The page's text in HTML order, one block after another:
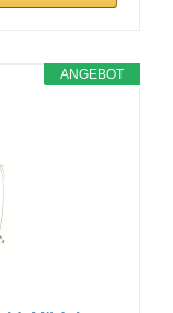
ANGEBOT